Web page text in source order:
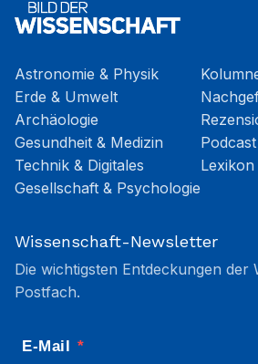
Astronomie & Physik
Erde & Umwelt
Archäologie
Gesundheit & Medizin
Technik & Digitales
Gesellschaft & Psychologie
Podcast
Lexikon
Wissenschaft-Newsletter
Die wichtigsten Entdeckungen der
Postfach.